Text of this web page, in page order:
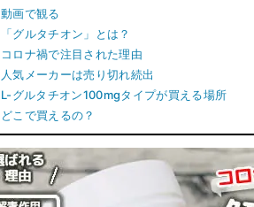
動画で観る
「グルタチオン」とは？
コロナ禍で注目された理由
人気メーカーは売り切れ続出
L-グルタチオン100mgタイプが買える場所
どこで買えるの？